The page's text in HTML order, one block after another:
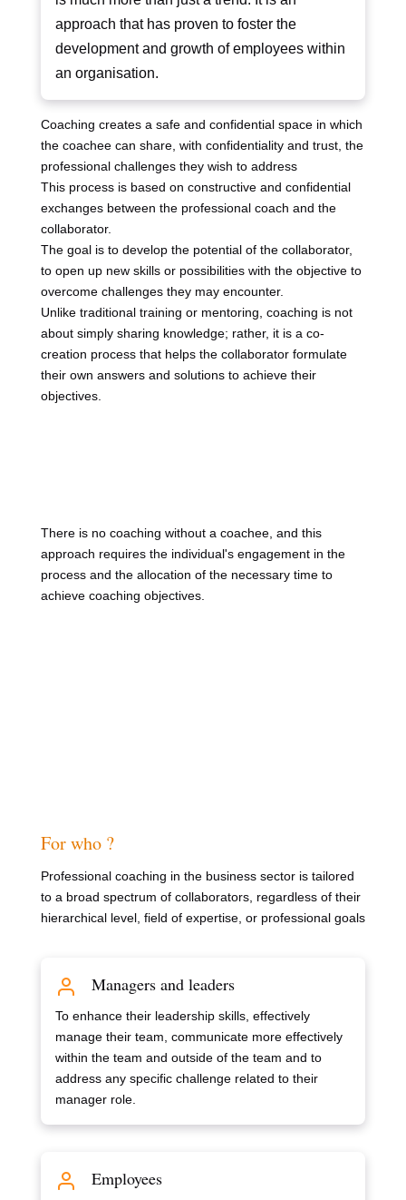
approach that has proven to foster the
development and growth of employees within
an organisation.
Coaching creates a safe and confidential space in which
the coachee can share, with confidentiality and trust, the
professional challenges they wish to address
This process is based on constructive and confidential
exchanges between the professional coach and the
collaborator.
The goal is to develop the potential of the collaborator,
to open up new skills or possibilities with the objective to
overcome challenges they may encounter.
Unlike traditional training or mentoring, coaching is not
about simply sharing knowledge; rather, it is a co-
creation process that helps the collaborator formulate
their own answers and solutions to achieve their
objectives.
There is no coaching without a coachee, and this
approach requires the individual's engagement in the
process and the allocation of the necessary time to
achieve coaching objectives.
For who ?
Professional coaching in the business sector is tailored
to a broad spectrum of collaborators, regardless of their
hierarchical level, field of expertise, or professional goals
Managers and leaders
To enhance their leadership skills, effectively
manage their team, communicate more effectively
within the team and outside of the team and to
address any specific challenge related to their
manager role.
Employees